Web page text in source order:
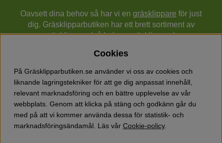
Oavsett dina behov så har vi en gräsklippare för just
dig. Gräsklipparbutiken har ett brett sortiment av
gräsklippare (gå bakom gräsklippare),
cylindergräsklippare, traktorer mm från Husqvarna,
Klippo och Gardena.
Utöver gräsklippare finns också ett brett sortiment hos
Gräsklipparbutiken med skog & trädgårdsprodukter så
som grästrimmers, röjsågar, motorsågar, häcksaxar,
jordfräsar, lövblåsar, snöslungor, vertikalskärare, elverk,
skyddsutrustning, kläder, oljor, barnleksaker mm.
Cookies
På Gräsklipparbutiken.se använder vi oss av cookies och
liknande lagringstekniker för att ge dig anpassat innehåll,
relevant marknadsföring och en bättre upplevelse av vår
webbplats. Genom att klicka på stäng och godkänn går du
med på att vi kommer använda dessa för statistik- och
marknadsföringsändamål. Läs vår Cookie-policy.